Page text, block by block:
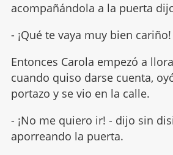
acompañándola a la puerta
- ¡Qué te vaya muy bien cariño!
Entonces Carola empezó a
cuando quiso darse cuenta,
portazo y se vio en la calle.
- ¡No me quiero ir! - dijo sin
aporreando la puerta.